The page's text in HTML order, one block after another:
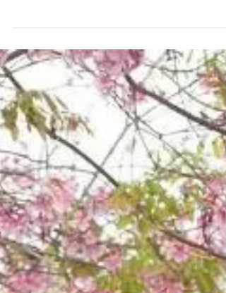
ритуали
Напоследък доста двойки се
поинтересуваха от възможностите за
изнесен ритуал. Естествено, ние
също трябваше да проучим въпроса
малко...